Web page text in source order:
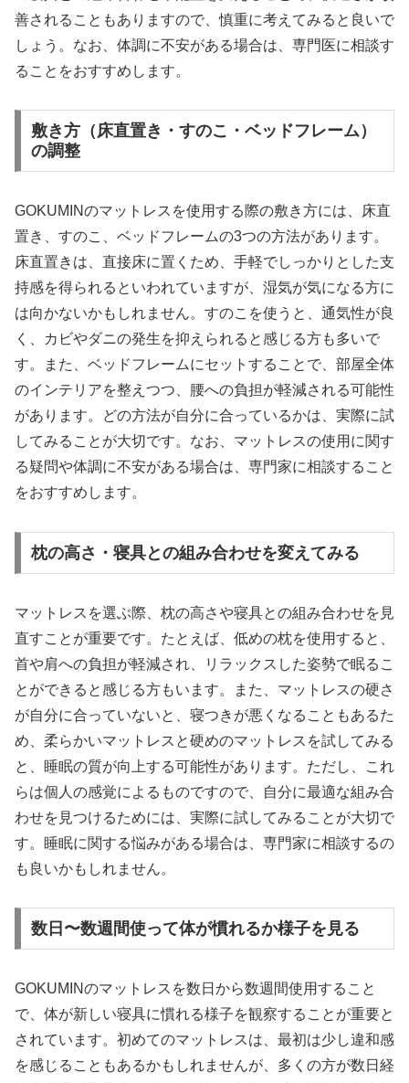
善されることもありますので、慎重に考えてみると良いで
しょう。なお、体調に不安がある場合は、専門医に相談す
ることをおすすめします。
敷き方（床直置き・すのこ・ベッドフレーム）
の調整
GOKUMINのマットレスを使用する際の敷き方には、床直
置き、すのこ、ベッドフレームの3つの方法があります。
床直置きは、直接床に置くため、手軽でしっかりとした支
持感を得られるといわれていますが、湿気が気になる方に
は向かないかもしれません。すのこを使うと、通気性が良
く、カビやダニの発生を抑えられると感じる方も多いで
す。また、ベッドフレームにセットすることで、部屋全体
のインテリアを整えつつ、腰への負担が軽減される可能性
があります。どの方法が自分に合っているかは、実際に試
してみることが大切です。なお、マットレスの使用に関す
る疑問や体調に不安がある場合は、専門家に相談すること
をおすすめします。
枕の高さ・寝具との組み合わせを変えてみる
マットレスを選ぶ際、枕の高さや寝具との組み合わせを見
直すことが重要です。たとえば、低めの枕を使用すると、
首や肩への負担が軽減され、リラックスした姿勢で眠るこ
とができると感じる方もいます。また、マットレスの硬さ
が自分に合っていないと、寝つきが悪くなることもあるた
め、柔らかいマットレスと硬めのマットレスを試してみる
と、睡眠の質が向上する可能性があります。ただし、これ
らは個人の感覚によるものですので、自分に最適な組み合
わせを見つけるためには、実際に試してみることが大切で
す。睡眠に関する悩みがある場合は、専門家に相談するの
も良いかもしれません。
数日〜数週間使って体が慣れるか様子を見る
GOKUMINのマットレスを数日から数週間使用すること
で、体が新しい寝具に慣れる様子を観察することが重要と
されています。初めてのマットレスは、最初は少し違和感
を感じることもあるかもしれませんが、多くの方が数日経